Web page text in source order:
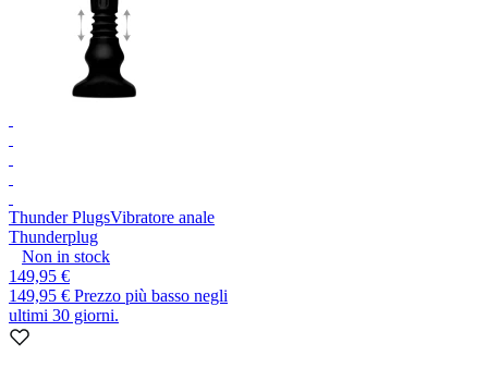
Thunder PlugsVibratore anale
Thunderplug
Non in stock
149,95 €
149,95 € Prezzo più basso negli
ultimi 30 giorni.